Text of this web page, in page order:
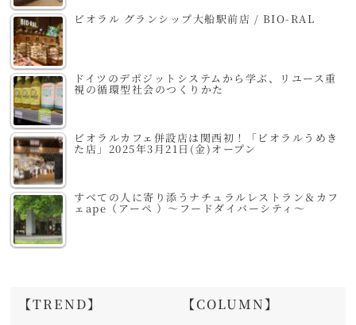
ビオラル グランシップ大船駅前店 / BIO-RAL
ドイツのデポジットシステムから学ぶ、リユース重
視の循環型社会のつくりかた
ビオラルカフェ併設店は関西初！「ビオラルうめき
た店」2025年3月21日(金)オープン
すべての人に寄り添うナチュラルレストラン＆カフ
ェape（アーペ ）～フードダイバーシティ～
【TREND】 【COLUMN】